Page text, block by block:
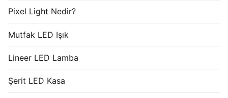
Pixel Light Nedir?
Mutfak LED Işık
Lineer LED Lamba
Şerit LED Kasa